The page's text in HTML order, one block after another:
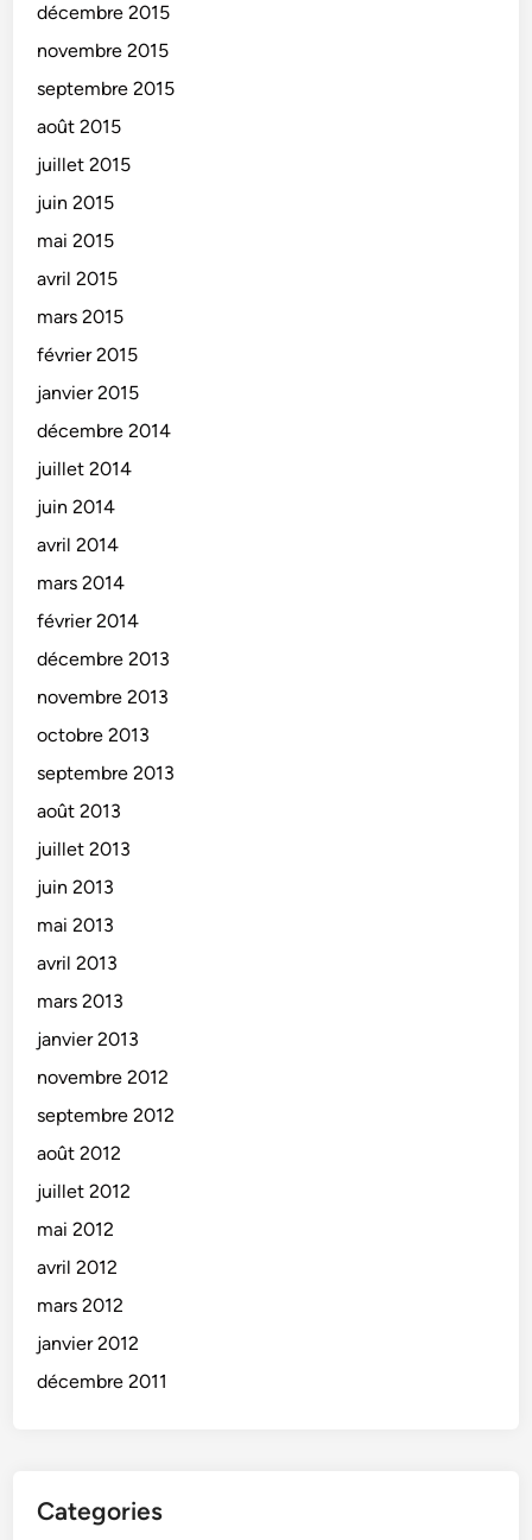
décembre 2015
novembre 2015
septembre 2015
août 2015
juillet 2015
juin 2015
mai 2015
avril 2015
mars 2015
février 2015
janvier 2015
décembre 2014
juillet 2014
juin 2014
avril 2014
mars 2014
février 2014
décembre 2013
novembre 2013
octobre 2013
septembre 2013
août 2013
juillet 2013
juin 2013
mai 2013
avril 2013
mars 2013
janvier 2013
novembre 2012
septembre 2012
août 2012
juillet 2012
mai 2012
avril 2012
mars 2012
janvier 2012
décembre 2011
Categories